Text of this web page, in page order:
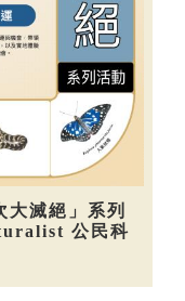
大滅絕」系列
公民科